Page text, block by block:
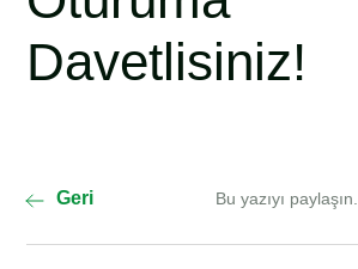
Davetlisiniz!
Geri Bu yazıyı paylaşın.